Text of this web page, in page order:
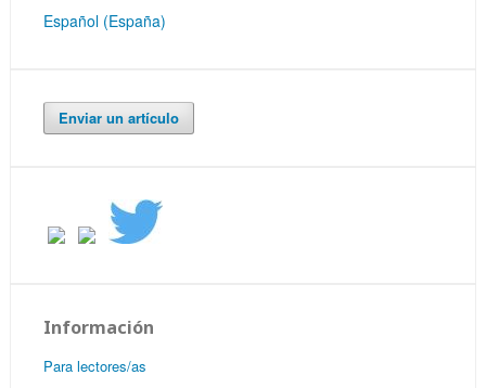
Español (España)
Enviar un artículo
Información
Para lectores/as